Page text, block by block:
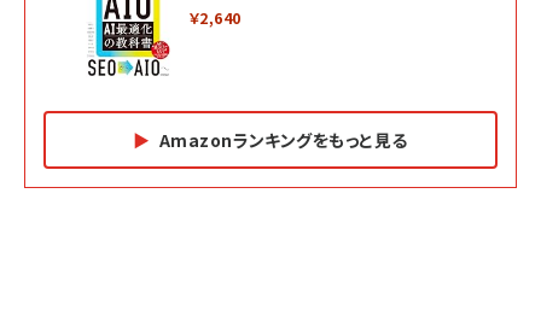
￥2,640
Amazonランキングをもっと見る